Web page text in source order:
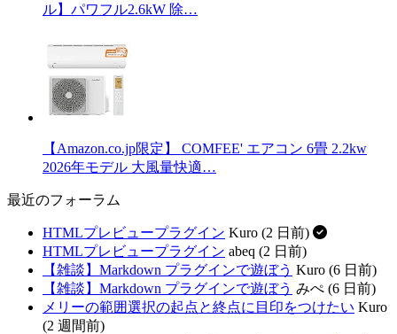
ル】パワフル2.6kW 除…
【Amazon.co.jp限定】 COMFEE' エアコン 6畳 2.2kw
2026年モデル 大風量快適…
最近のフォーラム
HTMLプレビュープラグイン Kuro (2 日前)
HTMLプレビュープラグイン abeq (2 日前)
【雑談】Markdown プラグインで遊ぼう Kuro (6 日前)
【雑談】Markdown プラグインで遊ぼう みぺ (6 日前)
メリーの範囲選択の起点と終点に目印をつけたい Kuro
(2 週間前)